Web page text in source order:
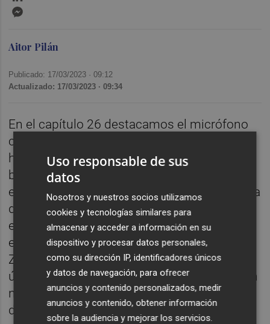
Aitor Pilán
Publicado: 17/03/2023 ·09:12
Actualizado: 17/03/2023 · 09:34
En el capítulo 26 destacamos el micrófono
como capacitador de los contadores de
historias. En un programa donde Aitor es
baja por enfermedad y Mamen está afónica,
el micro es importante para contar la historia
de Madame Bovary en el clásico. También lo
es para que Javier nos siga hablando de
etiquetas y, desde luego, lo es para que Luis
Zueco nos hable de El tablero de la reina, su
última obra. Además, afónica y todo, Mamen
nos cuenta cómo 26 páginas pueden teñir
de amarillo la vida de cualquiera.
Uso responsable de sus
datos
Nosotros y nuestros socios utilizamos
cookies y tecnologías similares para
almacenar y acceder a información en su
dispositivo y procesar datos personales,
como su dirección IP, identificadores únicos
y datos de navegación, para ofrecer
anuncios y contenido personalizados, medir
anuncios y contenido, obtener información
sobre la audiencia y mejorar los servicios.